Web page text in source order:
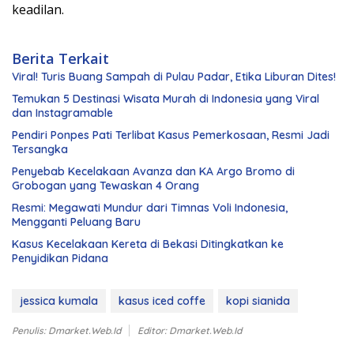
keadilan.
Berita Terkait
Viral! Turis Buang Sampah di Pulau Padar, Etika Liburan Dites!
Temukan 5 Destinasi Wisata Murah di Indonesia yang Viral
dan Instagramable
Pendiri Ponpes Pati Terlibat Kasus Pemerkosaan, Resmi Jadi
Tersangka
Penyebab Kecelakaan Avanza dan KA Argo Bromo di
Grobogan yang Tewaskan 4 Orang
Resmi: Megawati Mundur dari Timnas Voli Indonesia,
Mengganti Peluang Baru
Kasus Kecelakaan Kereta di Bekasi Ditingkatkan ke
Penyidikan Pidana
jessica kumala kasus iced coffe kopi sianida
Penulis: Dmarket.web.id Editor: Dmarket.web.id